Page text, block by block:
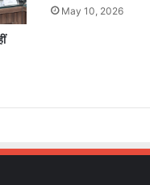
May 10, 2026